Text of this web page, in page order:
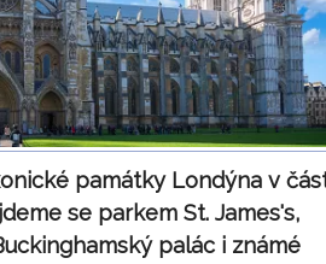
památky Londýna v
se parkem St. James's,
palác i známé